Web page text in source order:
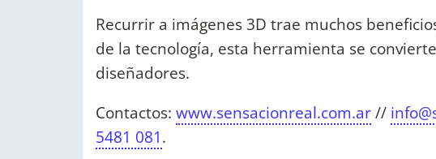
Recurrir a imágenes 3D trae muchos
de la tecnología, esta herramienta se
diseñadores.
Contactos: www.sensacionreal.com.ar//
5481 081.